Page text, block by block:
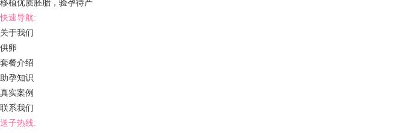
移植优质胚胎，验孕待产
快速导航:
关于我们
供卵
套餐介绍
助孕知识
真实案例
联系我们
送子热线: